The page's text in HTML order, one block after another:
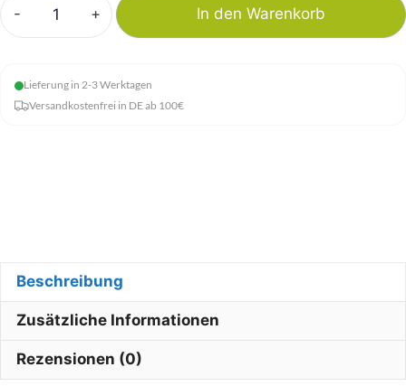
-
EKK
Menge
+ In den Warenkorb
Lieferung in 2-3 Werktagen
Versandkostenfrei in DE ab 100€
Beschreibung
Zusätzliche Informationen
Rezensionen (0)